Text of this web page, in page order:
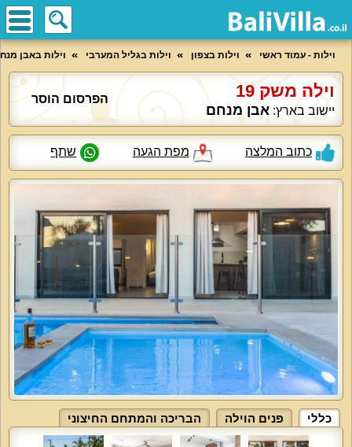
וילות - עמוד ראשי וילות בצפון וילות בגליל המערבי וילות באבן
וילה משק 19
יישוב בארץ: אבן מנחם
הפרסום הוסר
כתוב המלצה מפת הגעה שתף
כללי פנים הוילה הבריכה והמתחם החיצוני